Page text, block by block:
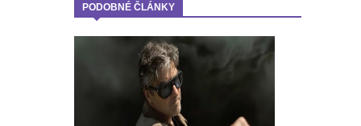
PODOBNÉ ČLÁNKY